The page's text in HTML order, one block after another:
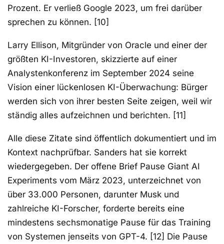
Prozent. Er verließ Google 2023, um frei darüber
sprechen zu können. [10]
Larry Ellison, Mitgründer von Oracle und einer der
größten KI-Investoren, skizzierte auf einer
Analystenkonferenz im September 2024 seine
Vision einer lückenlosen KI-Überwachung: Bürger
werden sich von ihrer besten Seite zeigen, weil wir
ständig alles aufzeichnen und berichten. [11]
Alle diese Zitate sind öffentlich dokumentiert und im
Kontext nachprüfbar. Sanders hat sie korrekt
wiedergegeben. Der offene Brief Pause Giant AI
Experiments vom März 2023, unterzeichnet von
über 33.000 Personen, darunter Musk und
zahlreiche KI-Forscher, forderte bereits eine
mindestens sechsmonatige Pause für das Training
von Systemen jenseits von GPT-4. [12] Die Pause